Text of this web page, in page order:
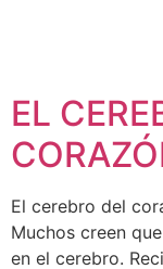
EL
El cerebro del
Muchos creen
en el cerebro.